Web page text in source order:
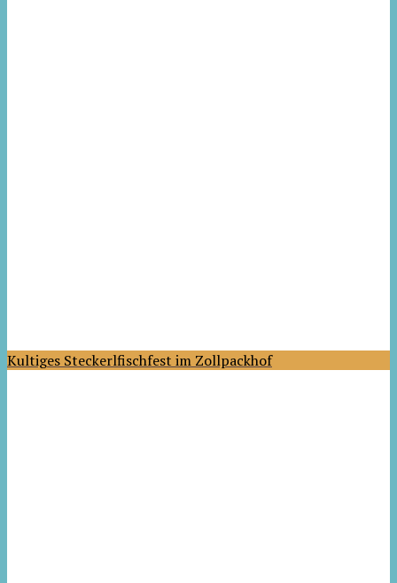
Kultiges Steckerlfischfest im Zollpackhof